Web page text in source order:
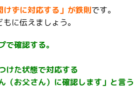
ずに対応する」が鉄則です。
に伝えましょう。
確認する。
けた状態で対応する
お父さん）に確認します」と言う